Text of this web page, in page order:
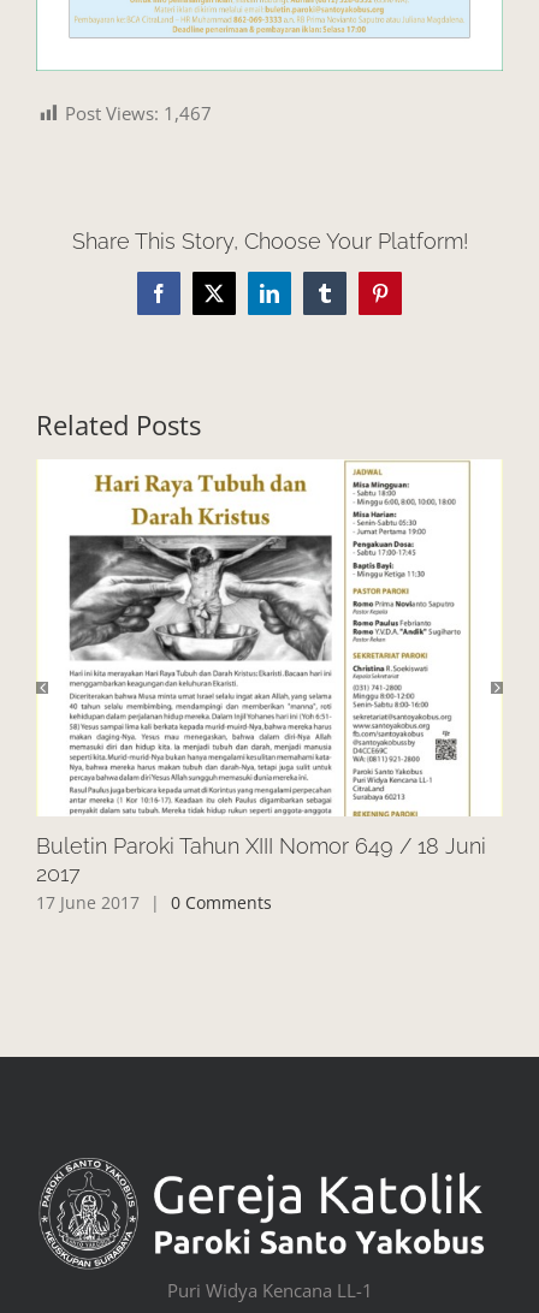
Post Views: 1,467
Share This Story, Choose Your Platform!
Facebook
X LinkedInTumblrPinterest
Related Posts
Buletin Paroki Tahun XIII Nomor 649 / 18 Juni
2017
17 June 2017 | 0 Comments
Puri Widya Kencana LL-1